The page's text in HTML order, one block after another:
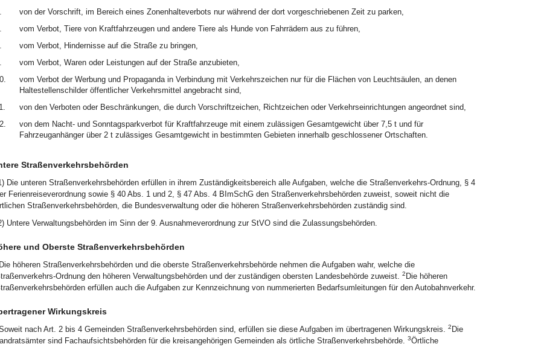
von der Vorschrift, im Bereich eines Zonenhalteverbots nur während der dort vorgeschriebenen Zeit zu parken,
vom Verbot, Tiere von Kraftfahrzeugen und andere Tiere als Hunde von Fahrrädern aus zu führen,
vom Verbot, Hindernisse auf die Straße zu bringen,
vom Verbot, Waren oder Leistungen auf der Straße anzubieten,
vom Verbot der Werbung und Propaganda in Verbindung mit Verkehrszeichen nur für die Flächen von Leuchtsäulen, an denen
Haltestellenschilder öffentlicher Verkehrsmittel angebracht sind,
von den Verboten oder Beschränkungen, die durch Vorschriftzeichen, Richtzeichen oder Verkehrseinrichtungen angeordnet sind,
von dem Nacht- und Sonntagsparkverbot für Kraftfahrzeuge mit einem zulässigen Gesamtgewicht über 7,5 t und für
Fahrzeuganhänger über 2 t zulässiges Gesamtgewicht in bestimmten Gebieten innerhalb geschlossener Ortschaften.
Straßenverkehrsbehörden
Die unteren Straßenverkehrsbehörden erfüllen in ihrem Zuständigkeitsbereich alle Aufgaben, welche die Straßenverkehrs-Ordnung, § 4
Ferienreiseverordnung sowie § 40 Abs. 1 und 2, § 47 Abs. 4 BImSchG den Straßenverkehrsbehörden zuweist, soweit nicht die
Straßenverkehrsbehörden, die Bundesverwaltung oder die höheren Straßenverkehrsbehörden zuständig sind.
Untere Verwaltungsbehörden im Sinn der 9. Ausnahmeverordnung zur StVO sind die Zulassungsbehörden.
und Oberste Straßenverkehrsbehörden
Die höheren Straßenverkehrsbehörden und die oberste Straßenverkehrsbehörde nehmen die Aufgaben wahr, welche die
Ordnung den höheren Verwaltungsbehörden und der zuständigen obersten Landesbehörde zuweist. 2 Die höheren
erfüllen auch die Aufgaben zur Kennzeichnung von nummerierten Bedarfsumleitungen für den Autobahnverkehr.
Wirkungskreis
nach Art. 2 bis 4 Gemeinden Straßenverkehrsbehörden sind, erfüllen sie diese Aufgaben im übertragenen Wirkungskreis. 2 Die
sind Fachaufsichtsbehörden für die kreisangehörigen Gemeinden als örtliche Straßenverkehrsbehörde. 3Örtliche